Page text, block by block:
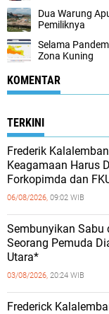
Dua Warung
Pemiliknya
Selama
Zona Kuning
KOMENTAR
TERKINI
Frederik
Keagamaan Harus
Forkopimda dan
06/08/2026, 09:02 WIB
Sembunyikan Sabu
Seorang Pemuda
Utara*
03/08/2026, 20:24 WIB
Frederick